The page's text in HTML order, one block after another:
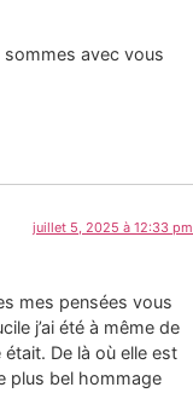
sommes avec vous
juillet 5, 2025 à 12:33 pm
mes pensées vous
j’ai été à même de
De là où elle est
plus bel hommage